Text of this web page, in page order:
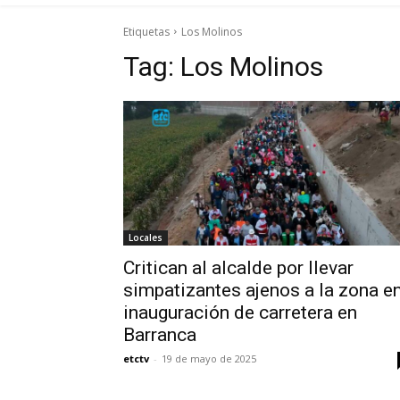
Etiquetas Los Molinos
Tag: Los Molinos
Locales
Critican al alcalde por llevar
simpatizantes ajenos a la zona
inauguración de carretera en
Barranca
etctv - 19 de mayo de 2025